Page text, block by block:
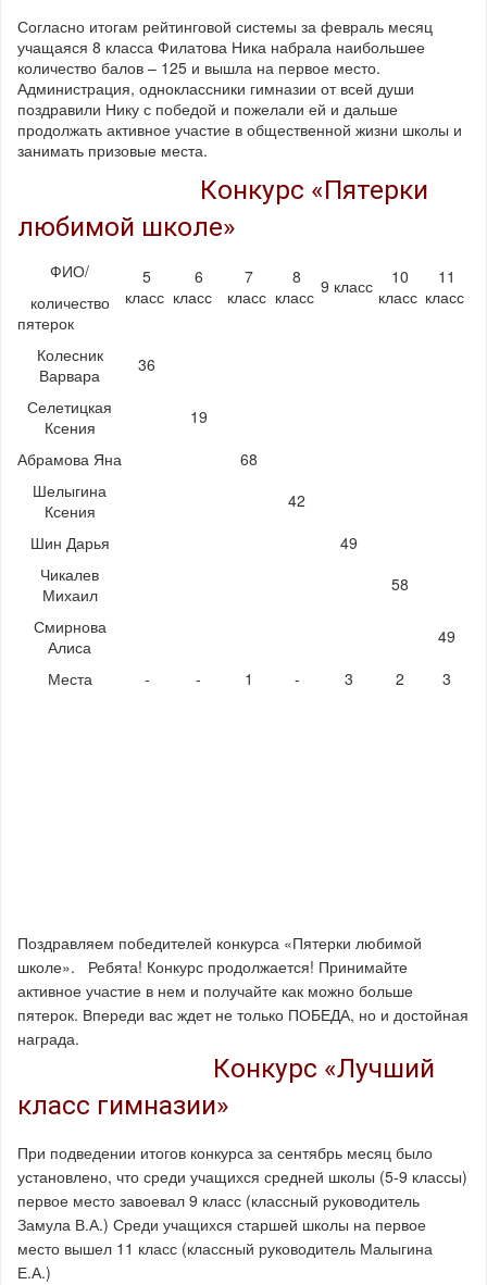
Согласно итогам рейтинговой системы за февраль месяц
учащаяся 8 класса Филатова Ника набрала наибольшее
количество балов – 125 и вышла на первое место.
Администрация, одноклассники гимназии от всей души
поздравили Нику с победой и пожелали ей и дальше
продолжать активное участие в общественной жизни школы и
занимать призовые места.
Конкурс «Пятерки
любимой школе»
ФИО/
количество
пятерок
5
класс
6
класс
7
класс
8
класс 9 класс
10
класс
11
класс
Колесник
Варвара
36
Селетицкая
Ксения
19
Абрамова Яна
68
Шелыгина
Ксения
42
Шин Дарья
49
Чикалев
Михаил
58
Смирнова
Алиса
49
Места
- - 1 - 3 2 3
Поздравляем победителей конкурса «Пятерки любимой
школе». Ребята! Конкурс продолжается! Принимайте
активное участие в нем и получайте как можно больше
пятерок. Впереди вас ждет не только ПОБЕДА, но и достойная
награда.
Конкурс «Лучший
класс гимназии»
При подведении итогов конкурса за сентябрь месяц было
установлено, что среди учащихся средней школы (5-9 классы)
первое место завоевал 9 класс (классный руководитель
Замула В.А.) Среди учащихся старшей школы на первое
место вышел 11 класс (классный руководитель Малыгина
Е.А.)